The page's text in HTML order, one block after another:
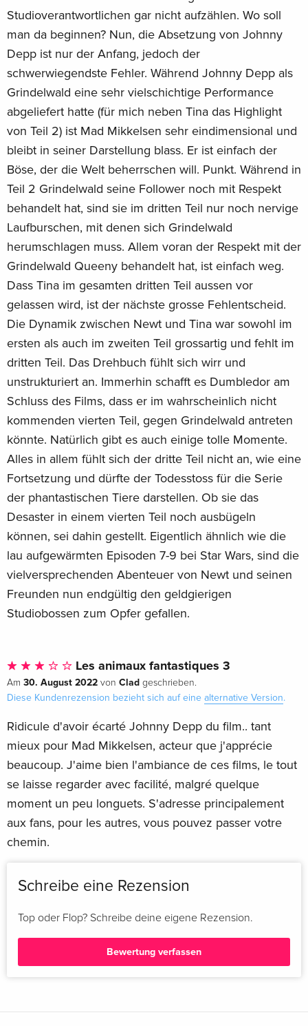
Studioverantwortlichen gar nicht aufzählen. Wo soll
man da beginnen? Nun, die Absetzung von Johnny
Depp ist nur der Anfang, jedoch der
schwerwiegendste Fehler. Während Johnny Depp als
Grindelwald eine sehr vielschichtige Performance
abgeliefert hatte (für mich neben Tina das Highlight
von Teil 2) ist Mad Mikkelsen sehr eindimensional und
bleibt in seiner Darstellung blass. Er ist einfach der
Böse, der die Welt beherrschen will. Punkt. Während in
Teil 2 Grindelwald seine Follower noch mit Respekt
behandelt hat, sind sie im dritten Teil nur noch nervige
Laufburschen, mit denen sich Grindelwald
herumschlagen muss. Allem voran der Respekt mit der
Grindelwald Queeny behandelt hat, ist einfach weg.
Dass Tina im gesamten dritten Teil aussen vor
gelassen wird, ist der nächste grosse Fehlentscheid.
Die Dynamik zwischen Newt und Tina war sowohl im
ersten als auch im zweiten Teil grossartig und fehlt im
dritten Teil. Das Drehbuch fühlt sich wirr und
unstrukturiert an. Immerhin schafft es Dumbledor am
Schluss des Films, dass er im wahrscheinlich nicht
kommenden vierten Teil, gegen Grindelwald antreten
könnte. Natürlich gibt es auch einige tolle Momente.
Alles in allem fühlt sich der dritte Teil nicht an, wie eine
Fortsetzung und dürfte der Todesstoss für die Serie
der phantastischen Tiere darstellen. Ob sie das
Desaster in einem vierten Teil noch ausbügeln
können, sei dahin gestellt. Eigentlich ähnlich wie die
lau aufgewärmten Episoden 7-9 bei Star Wars, sind die
vielversprechenden Abenteuer von Newt und seinen
Freunden nun endgültig den geldgierigen
Studiobossen zum Opfer gefallen.
Les animaux fantastiques 3
Am 30. August 2022 von Clad geschrieben.
Diese Kundenrezension bezieht sich auf eine alternative Version.
Ridicule d'avoir écarté Johnny Depp du film.. tant
mieux pour Mad Mikkelsen, acteur que j'apprécie
beaucoup. J'aime bien l'ambiance de ces films, le tout
se laisse regarder avec facilité, malgré quelque
moment un peu longuets. S'adresse principalement
aux fans, pour les autres, vous pouvez passer votre
chemin.
Schreibe eine Rezension
Top oder Flop? Schreibe deine eigene Rezension.
Bewertung verfassen